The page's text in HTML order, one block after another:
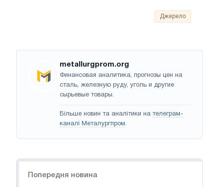
Джерело
metallurgprom.org
Финансовая аналитика, прогнозы цен на
сталь, железную руду, уголь и другие
сырьевые товары.
Більше новин та аналітики на телеграм-
каналі Металургпром.
Попередня новина